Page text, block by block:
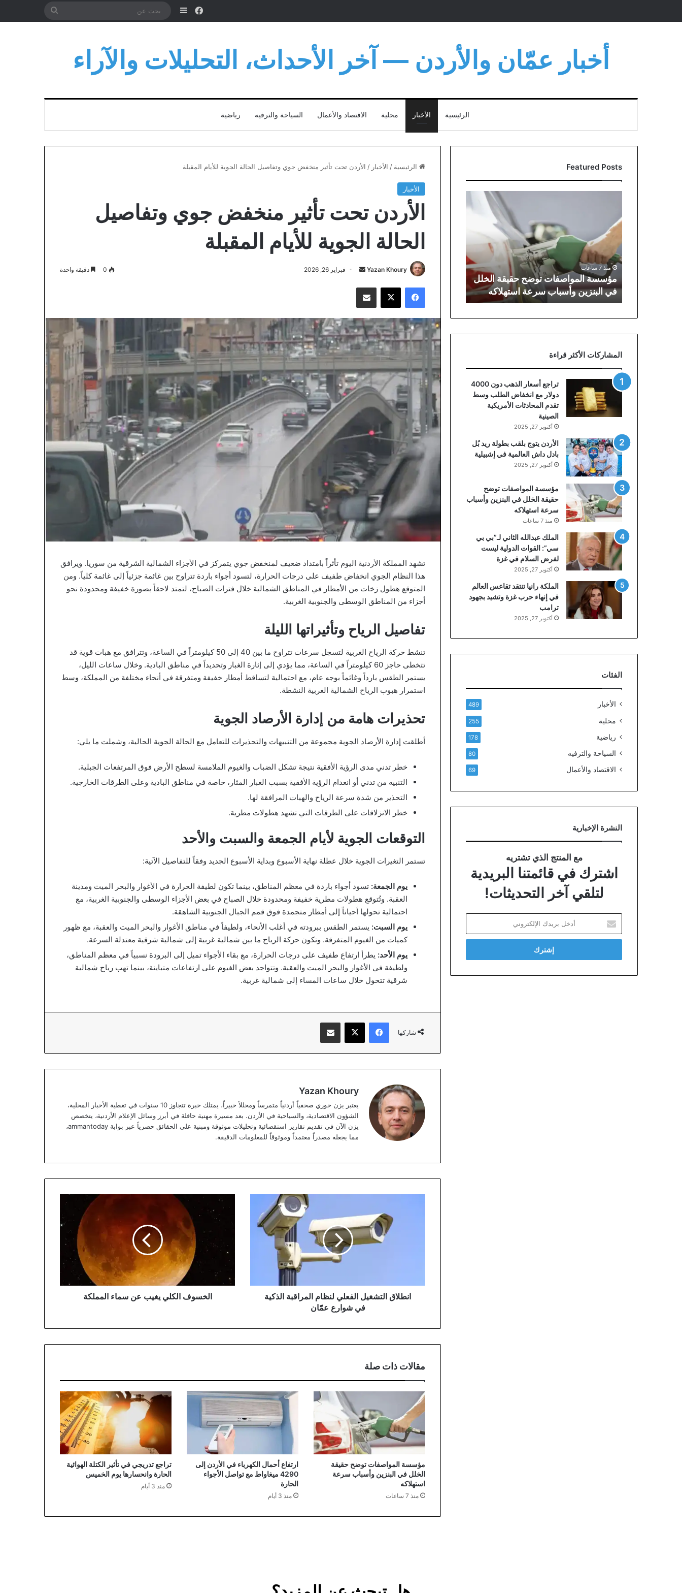
فيسبوكإضافة عمود جانبي
بحث
أخبار عمّان والأردن — آخر الأحداث، التحليلات والآراء
الرئيسية الأخبار محلية الاقتصاد والأعمال السياحة والترفيه رياضية
الرئيسية / الأخبار / الأردن تحت تأثير منخفض جوي وتفاصيل الحالة الجوية للأيام المقبلة
الأخبار
الأردن تحت تأثير منخفض جوي وتفاصيل
الحالة الجوية للأيام المقبلة
Yazan Khoury
أرسل فبراير 26, 2026 0 دقيقة واحدة
فيسبوك ‫X مشاركة عبر البريد
تشهد المملكة الأردنية اليوم تأثراً بامتداد ضعيف لمنخفض جوي يتمركز في الأجزاء الشمالية الشرقية من سوريا. ويرافق
هذا النظام الجوي انخفاض طفيف على درجات الحرارة، لتسود أجواء باردة تتراوح بين غائمة جزئياً إلى غائمة كلياً. ومن
المتوقع هطول زخات من الأمطار في المناطق الشمالية خلال فترات الصباح، لتمتد لاحقاً بصورة خفيفة ومحدودة نحو
أجزاء من المناطق الوسطى والجنوبية الغربية.
تفاصيل الرياح وتأثيراتها الليلة
تنشط حركة الرياح الغربية لتسجل سرعات تتراوح ما بين 40 إلى 50 كيلومتراً في الساعة، وتترافق مع هبات قوية قد
تتخطى حاجز 60 كيلومتراً في الساعة، مما يؤدي إلى إثارة الغبار وتحديداً في مناطق البادية. وخلال ساعات الليل،
يستمر الطقس بارداً وغائماً بوجه عام، مع احتمالية لتساقط أمطار خفيفة ومتفرقة في أنحاء مختلفة من المملكة، وسط
استمرار هبوب الرياح الشمالية الغربية النشطة.
تحذيرات هامة من إدارة الأرصاد الجوية
أطلقت إدارة الأرصاد الجوية مجموعة من التنبيهات والتحذيرات للتعامل مع الحالة الجوية الحالية، وشملت ما يلي:
خطر تدني مدى الرؤية الأفقية نتيجة تشكل الضباب والغيوم الملامسة لسطح الأرض فوق المرتفعات الجبلية.
التنبيه من تدني أو انعدام الرؤية الأفقية بسبب الغبار المثار، خاصة في مناطق البادية وعلى الطرقات الخارجية.
التحذير من شدة سرعة الرياح والهبات المرافقة لها.
خطر الانزلاقات على الطرقات التي تشهد هطولات مطرية.
التوقعات الجوية لأيام الجمعة والسبت والأحد
تستمر التغيرات الجوية خلال عطلة نهاية الأسبوع وبداية الأسبوع الجديد وفقاً للتفاصيل الآتية:
يوم الجمعة: تسود أجواء باردة في معظم المناطق، بينما تكون لطيفة الحرارة في الأغوار والبحر الميت ومدينة
العقبة. وتُتوقع هطولات مطرية خفيفة ومحدودة خلال الصباح في بعض الأجزاء الوسطى والجنوبية الغربية، مع
احتمالية تحولها أحياناً إلى أمطار متجمدة فوق قمم الجبال الجنوبية الشاهقة.
يوم السبت: يستمر الطقس ببرودته في أغلب الأنحاء، ولطيفاً في مناطق الأغوار والبحر الميت والعقبة، مع ظهور
كميات من الغيوم المتفرقة. وتكون حركة الرياح ما بين شمالية غربية إلى شمالية شرقية معتدلة السرعة.
يوم الأحد: يطرأ ارتفاع طفيف على درجات الحرارة، مع بقاء الأجواء تميل إلى البرودة نسبياً في معظم المناطق،
ولطيفة في الأغوار والبحر الميت والعقبة. وتتواجد بعض الغيوم على ارتفاعات متباينة، بينما تهب رياح شمالية
شرقية تتحول خلال ساعات المساء إلى شمالية غربية.
شاركها
فيسبوك ‫X مشاركة عبر البريد
Yazan Khoury
يعتبر يزن خوري صحفياً أردنياً متمرساً ومحللاً خبيراً، يمتلك خبرة تتجاوز 10 سنوات في تغطية الأخبار المحلية،
الشؤون الاقتصادية، والسياحية في الأردن. بعد مسيرة مهنية حافلة في أبرز وسائل الإعلام الأردنية، يتخصص
يزن الآن في تقديم تقارير استقصائية وتحليلات موثوقة ومبنية على الحقائق حصرياً عبر بوابة ammantoday،
مما يجعله مصدراً معتمداً وموثوقاً للمعلومات الدقيقة.
عمّان
انطلاق التشغيل الفعلي لنظام المراقبة الذكية
في شوارع عمّان
الخسوف
الكلي
يغيب
المملكة
الخسوف الكلي يغيب عن سماء المملكة
مقالات ذات صلة
مؤسسة المواصفات توضح حقيقة
الخلل في البنزين وأسباب سرعة
استهلاكه
منذ 7 ساعات
ارتفاع أحمال الكهرباء في الأردن إلى
4290 ميغاواط مع تواصل الأجواء
الحارة
منذ 3 أيام
تراجع تدريجي في تأثير الكتلة الهوائية
الحارة وانحسارها يوم الخميس
منذ 3 أيام
Featured Posts
توضح
حقيقة
في
البنزين
وأسباب
سرعة
استهلاكه
منذ 7 ساعات
مؤسسة المواصفات توضح حقيقة الخلل
في البنزين وأسباب سرعة استهلاكه
المشاركات الأكثر قراءة
تراجع أسعار الذهب دون 4000
دولار مع انخفاض الطلب وسط
تقدم المحادثات الأمريكية
الصينية
أكتوبر 27, 2025
الأردن يتوج بلقب بطولة ريد بُل
بادل داش العالمية في إشبيلية
أكتوبر 27, 2025
مؤسسة المواصفات توضح
حقيقة الخلل في البنزين وأسباب
سرعة استهلاكه
منذ 7 ساعات
الملك عبدالله الثاني لـ”بي بي
سي”: القوات الدولية ليست
لفرض السلام في غزة
أكتوبر 27, 2025
الملكة رانيا تنتقد تقاعس العالم
في إنهاء حرب غزة وتشيد بجهود
ترامب
أكتوبر 27, 2025
الفئات
الأخبار 489
محلية 255
رياضية 178
السياحة والترفيه 80
الاقتصاد والأعمال 69
النشرة الإخبارية
مع المنتج الذي تشتريه
اشترك في قائمتنا البريدية
لتلقي آخر التحديثات!
بريدك
الإلكتروني